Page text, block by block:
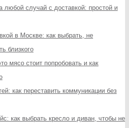
любой случай с доставкой: простой и
в Москве: как выбрать, не
близкого
мясо стоит попробовать и как
как переставить коммуникации без
как выбрать кресло и диван, чтобы не